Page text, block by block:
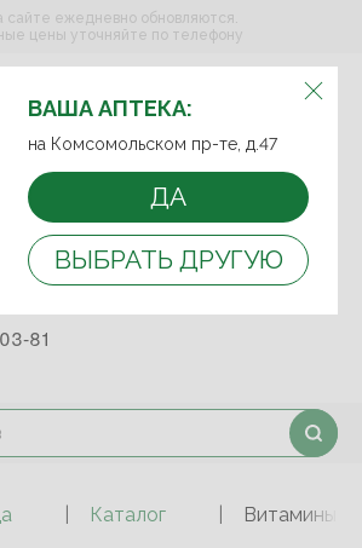
ВЫБЕРИТЕ АПТЕКУ:
м.Спортивная
пр-т, д. 47
ВАША АПТЕКА:
на Комсомольском пр-те, д.47
ДА
ВЫБРАТЬ ДРУГУЮ
сайте ежедневно обновляются.
цены уточняйте по телефону
93
85
81
Каталог Витамины и